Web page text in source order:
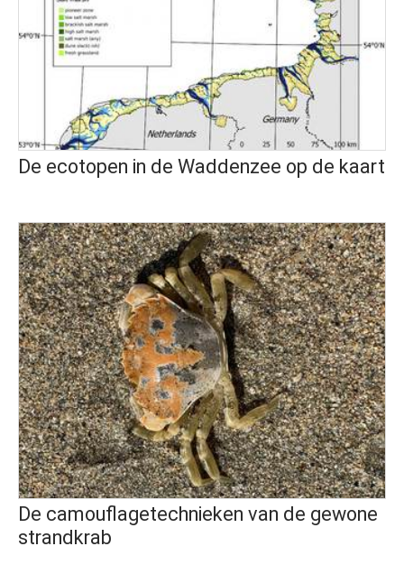
De ecotopen in de Waddenzee op de kaart
De camouflagetechnieken van de gewone
strandkrab